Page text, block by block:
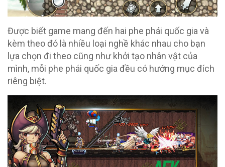
Được biết game mang đến hai phe phái quốc gia và
kèm theo đó là nhiều loại nghề khác nhau cho bạn
lựa chọn đi theo cũng như khởi tạo nhân vật của
mình, mỗi phe phái quốc gia đều có hướng mục đích
riêng biệt.